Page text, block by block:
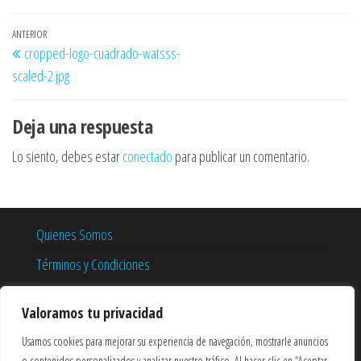
Valoramos tu privacidad
Usamos cookies para mejorar su experiencia de navegación, mostrarle anuncios
Navegación
de
entradas
Entrada
anterior
ANTERIOR
cropped-logo-cuadrado-watsss-
scaled-2.jpg
Deja una respuesta
Lo siento, debes estarconectado para publicar un comentario.
Quienes Somos
Términos y Condiciones
Política de Cookies